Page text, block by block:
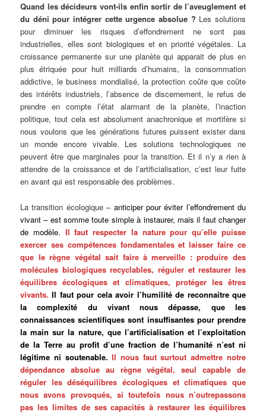
Quand les décideurs vont-ils enfin sortir de l’aveuglement et
du déni pour intégrer cette urgence absolue ? Les solutions
pour diminuer les risques d’effondrement ne sont pas
industrielles, elles sont biologiques et en priorité végétales. La
croissance permanente sur une planète qui apparait de plus en
plus étriquée pour huit milliards d’humains, la consommation
addictive, le business mondialisé, la protection coûte que coûte
des intérêts industriels, l’absence de discernement, le refus de
prendre en compte l’état alarmant de la planète, l’inaction
politique, tout cela est absolument anachronique et mortifère si
nous voulons que les générations futures puissent exister dans
un monde encore vivable. Les solutions technologiques ne
peuvent être que marginales pour la transition. Et il n’y a rien à
attendre de la croissance et de l’artificialisation, c’est leur fuite
en avant qui est responsable des problèmes.
La transition écologique – anticiper pouréviter l’effondrement du
vivant – est somme toute simple à instaurer, mais il faut changer
de modèle. Il faut respecter la nature pour qu’elle puisse
exercer ses compétences fondamentales et laisser faire ce
que le règne végétal sait faire à merveille :produire des
molécules biologiques recyclables, réguler et restaurer les
équilibres écologiques et climatiques, protéger les êtres
vivants. Il faut pour cela avoir l’humilité de reconnaitre que
la complexité du vivant nous dépasse, que les
connaissances scientifiques sont insuffisantes pour prendre
la main sur la nature, que l’artificialisation et l’exploitation
de la Terre au profit d’une fraction de l’humanité n’est ni
légitime ni soutenable.Il nous faut surtout admettre notre
dépendance absolue au règne végétal, seul capable de
réguler les déséquilibres écologiques et climatiques que
nous avons provoqués, si toutefois nous n’outrepassons
pas les limites de ses capacités à restaurer les équilibres